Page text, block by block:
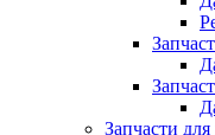
Запчасти